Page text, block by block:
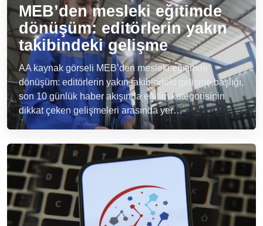
MEB’den mesleki eğitimde
dönüşüm: editörlerin yakın
takibindeki gelişme
AA kaynak görseli MEB’den mesleki eğitimde
dönüşüm: editörlerin yakın takibindeki gelişme başlığı,
son 10 günlük haber akışında eğitim kategorisinin
dikkat çeken gelişmeleri arasında yer…